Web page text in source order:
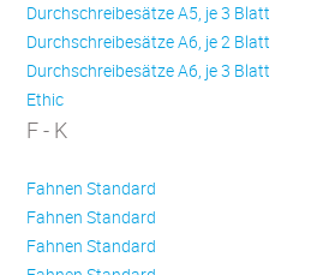
Durchschreibesätze A5, je 3 Blatt
Durchschreibesätze A6, je 2 Blatt
Durchschreibesätze A6, je 3 Blatt
Ethic
F - K
Fahnen Standard
Fahnen Standard
Fahnen Standard